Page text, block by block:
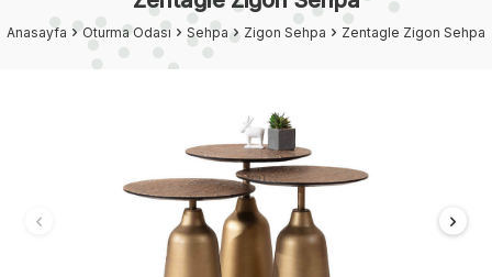
Anasayfa Oturma Odası Sehpa Zigon Sehpa Zentagle Zigon Sehpa